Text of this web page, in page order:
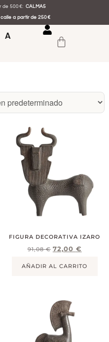
de 500€: CALMA5
a partir de 250€
FIGURA DECORATIVA IZARO
91,08€ 72,00 €
AÑADIR AL CARRITO